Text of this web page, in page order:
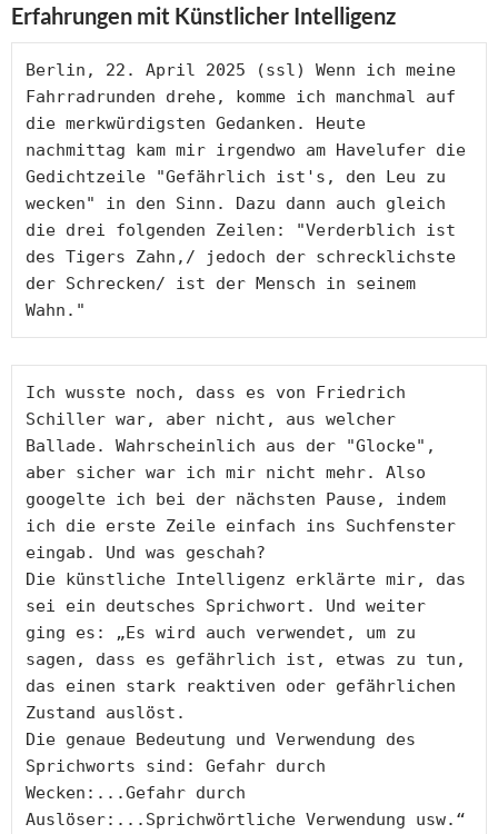
Erfahrungen mit Künstlicher Intelligenz
Berlin, 22. April 2025 (ssl) Wenn ich meine
Fahrradrunden drehe, komme ich manchmal auf
die merkwürdigsten Gedanken. Heute
nachmittag kam mir irgendwo am Havelufer die
Gedichtzeile "Gefährlich ist's, den Leu zu
wecken" in den Sinn. Dazu dann auch gleich
die drei folgenden Zeilen: "Verderblich ist
des Tigers Zahn,/ jedoch der schrecklichste
der Schrecken/ ist der Mensch in seinem
Wahn."
Ich wusste noch, dass es von Friedrich
Schiller war, aber nicht, aus welcher
Ballade. Wahrscheinlich aus der "Glocke",
aber sicher war ich mir nicht mehr. Also
googelte ich bei der nächsten Pause, indem
ich die erste Zeile einfach ins Suchfenster
eingab. Und was geschah?
Die künstliche Intelligenz erklärte mir, das
sei ein deutsches Sprichwort. Und weiter
ging es: „Es wird auch verwendet, um zu
sagen, dass es gefährlich ist, etwas zu tun,
das einen stark reaktiven oder gefährlichen
Zustand auslöst.
Die genaue Bedeutung und Verwendung des
Sprichworts sind: Gefahr durch
Wecken:...Gefahr durch
Auslöser:...Sprichwörtliche Verwendung usw.“